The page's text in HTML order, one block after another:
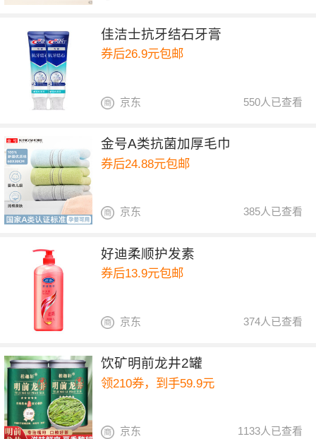
佳洁士抗牙结石牙膏
券后26.9元包邮
550人已查看
京东
金号A类抗菌加厚毛巾
券后24.88元包邮
385人已查看
京东
好迪柔顺护发素
券后13.9元包邮
374人已查看
京东
饮矿明前龙井2罐
领210券，到手59.9元
1133人已查看
京东